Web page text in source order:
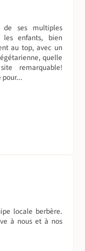
ses multiples
enfants, bien
au top, avec un
quelle
remarquable!
locale berbère.
à nous et à nos